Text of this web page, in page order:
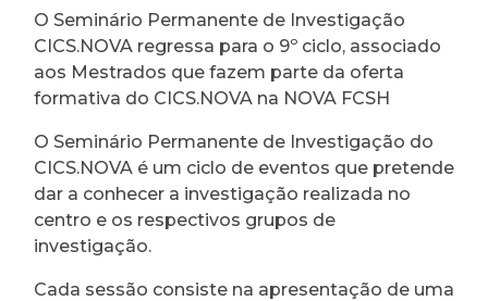
O Seminário Permanente de Investigação
CICS.NOVA regressa para o 9º ciclo, associado
aos Mestrados que fazem parte da oferta
formativa do CICS.NOVA na NOVA FCSH
O Seminário Permanente de Investigação do
CICS.NOVA é um ciclo de eventos que pretende
dar a conhecer a investigação realizada no
centro e os respectivos grupos de
investigação.
Cada sessão consiste na apresentação de uma